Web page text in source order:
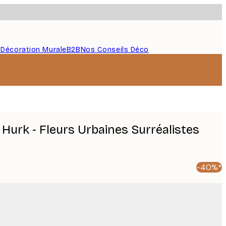
Décoration MuraleB2BNos Conseils Déco
- Fleurs Urbaines Surréalistes
-40%*